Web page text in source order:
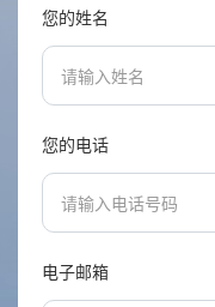
您的姓名
您的电话
电子邮箱